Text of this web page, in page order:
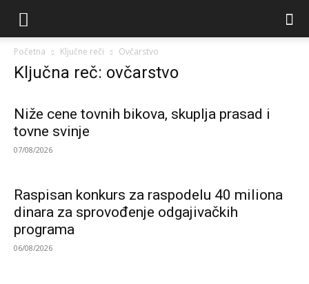
Početna Ključne reči Ovčarstvo
Ključna reč: ovčarstvo
Niže cene tovnih bikova, skuplja prasad i
tovne svinje
07/08/2026
Raspisan konkurs za raspodelu 40 miliona
dinara za sprovođenje odgajivačkih
programa
06/08/2026